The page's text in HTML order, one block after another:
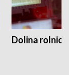
Dolina